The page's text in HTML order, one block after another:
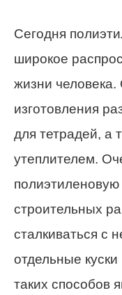
Сегодня
широкое
жизни
изготовления
для тетрадей, а
утеплителем.
строительных
сталкиваться с
отдельные
таких способов